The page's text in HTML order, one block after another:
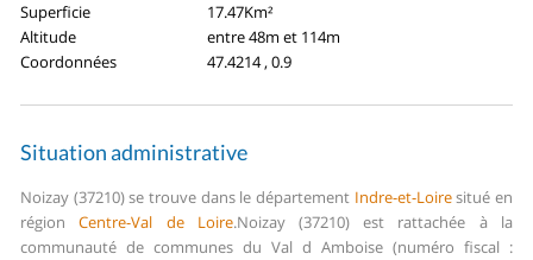
Superficie
17.47Km²
Altitude
entre 48m et 114m
Coordonnées
47.4214 , 0.9
Situation administrative
Noizay (37210) se trouve dans le département Indre-et-Loiresitué en
régionCentre-Val de Loire.Noizay (37210) est rattachée à la
communauté de communes du Val d Amboise (numéro fiscal :